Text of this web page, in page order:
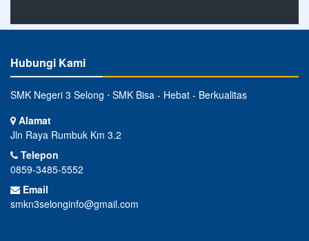
Hubungi Kami
SMK Negeri 3 Selong ⋅ SMK Bisa - Hebat - Berkualitas
Alamat
Jln Raya Rumbuk Km 3.2
Telepon
0859-3485-5552
Email
smkn3selonginfo@gmail.com